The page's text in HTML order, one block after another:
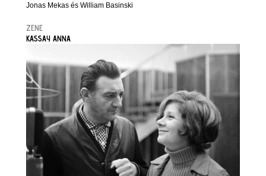
Jonas Mekas és William Basinski
ZENE
KASSAY ANNA